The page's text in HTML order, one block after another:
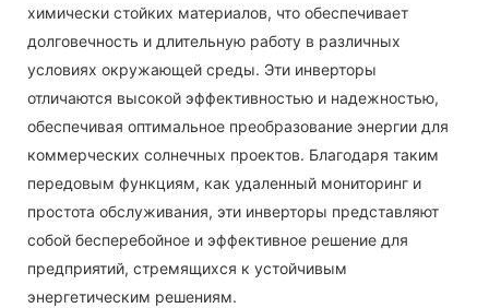
химически стойких материалов, что обеспечивает
долговечность и длительную работу в различных
условиях окружающей среды. Эти инверторы
отличаются высокой эффективностью и надежностью,
обеспечивая оптимальное преобразование энергии для
коммерческих солнечных проектов. Благодаря таким
передовым функциям, как удаленный мониторинг и
простота обслуживания, эти инверторы представляют
собой бесперебойное и эффективное решение для
предприятий, стремящихся к устойчивым
энергетическим решениям.